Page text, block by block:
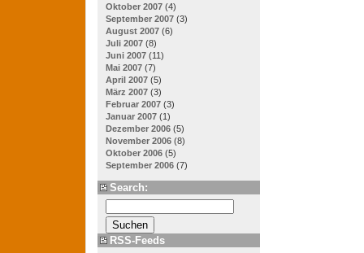
Oktober 2007 (4)
September 2007 (3)
August 2007 (6)
Juli 2007 (8)
Juni 2007 (11)
Mai 2007 (7)
April 2007 (5)
März 2007 (3)
Februar 2007 (3)
Januar 2007 (1)
Dezember 2006 (5)
November 2006 (8)
Oktober 2006 (5)
September 2006 (7)
Search:
RSS-Feeds